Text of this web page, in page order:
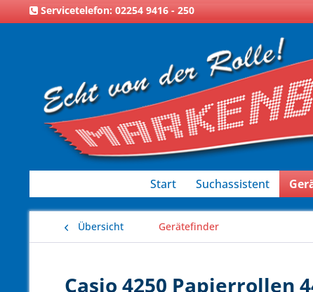
Servicetelefon: 02254 9416 - 250
Start Suchassistent
Übersicht Gerätefinder
Casio 4250 Papierrollen